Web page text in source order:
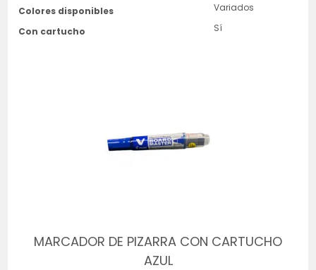
Colores disponibles
Variados
Con cartucho
Sí
MARCADOR DE PIZARRA CON CARTUCHO
AZUL